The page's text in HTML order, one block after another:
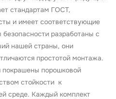
стандартам ГОСТ,
и имеет соответствующие
разработаны с
нашей страны, они
простотой монтажа.
покрашены порошковой
стойкости к
среде. Каждый комплект